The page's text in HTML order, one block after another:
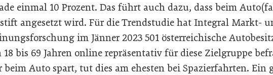
einmal 10 Prozent. Das führt auch dazu, dass beim
angesetzt wird. Für die Trendstudie hat Integral Markt-
im Jänner 2023 501 österreichische
18 bis 69 Jahren online repräsentativ für diese Zielgruppe
beim Auto spart, tut dies am ehesten bei Spazierfahrten. Ein